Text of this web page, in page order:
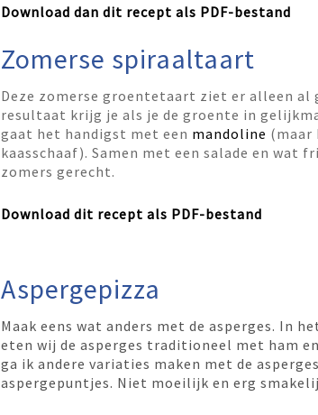
Download dan dit recept als PDF-bestand
Zomerse spiraaltaart
Deze zomerse groentetaart ziet er alleen al
resultaat krijg je als je de groente in
gaat het handigst met een mandoline (maar
kaasschaaf). Samen met een salade en wat
zomers gerecht.
Download dit recept als PDF-bestand
Aspergepizza
Maak eens wat anders met de asperges. In
eten wij de asperges traditioneel met ham
ga ik andere variaties maken met de
aspergepuntjes. Niet moeilijk en erg